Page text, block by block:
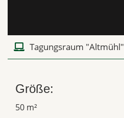
Tagungsraum "Altmühl"
Größe:
50 m²